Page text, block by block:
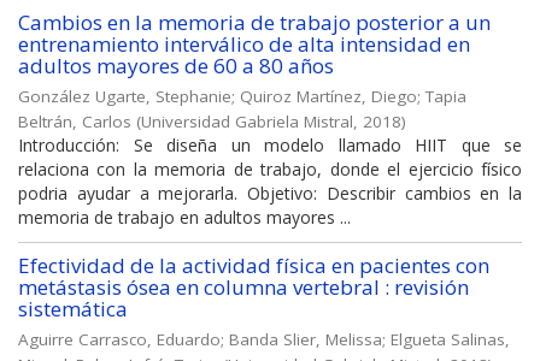
Cambios en la memoria de trabajo posterior a un
entrenamiento interválico de alta intensidad en
adultos mayores de 60 a 80 años
González Ugarte, Stephanie; Quiroz Martínez, Diego; Tapia
Beltrán, Carlos (Universidad Gabriela Mistral, 2018)
Introducción: Se diseña un modelo llamado HIIT que se
relaciona con la memoria de trabajo, donde el ejercicio físico
podria ayudar a mejorarla. Objetivo: Describir cambios en la
memoria de trabajo en adultos mayores ...
Efectividad de la actividad física en pacientes con
metástasis ósea en columna vertebral : revisión
sistemática
Aguirre Carrasco, Eduardo; Banda Slier, Melissa; Elgueta Salinas,